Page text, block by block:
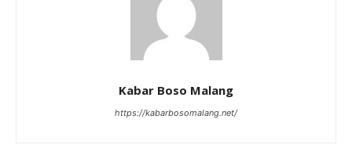
Kabar Boso Malang
https://kabarbosomalang.net/